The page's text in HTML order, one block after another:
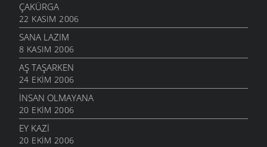
ÇAKÜRGA
22 KASIM 2006
SANA LAZIM
8 KASIM 2006
AŞ TAŞARKEN
24 EKIM 2006
İNSAN OLMAYANA
20 EKIM 2006
EY KAZI
20 EKIM 2006